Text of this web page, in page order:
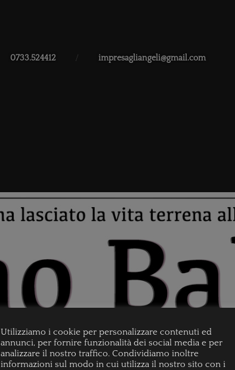
0733.524412 / impresagliangeli@gmail.com
Utilizziamo i cookie per personalizzare contenuti ed
annunci, per fornire funzionalità dei social media e per
analizzare il nostro traffico. Condividiamo inoltre
informazioni sul modo in cui utilizza il nostro sito con i